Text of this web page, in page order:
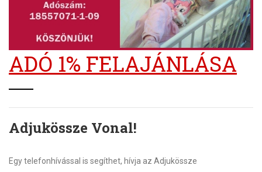
ADÓ 1% FELAJÁNLÁSA
Adjukössze Vonal!
Egy telefonhívással is segíthet, hívja az Adjukössze